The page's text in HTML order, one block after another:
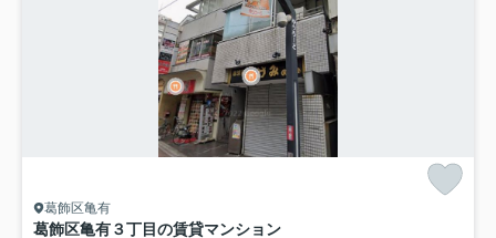
葛飾区亀有
葛飾区亀有３丁目の賃貸マンション